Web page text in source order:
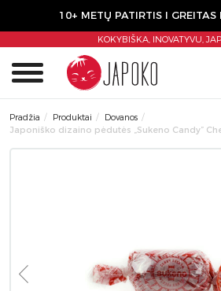
10+ METŲ PATIRTIS I GREITAS
KOKYBIŠKA, INOVATYVU,
Pradžia Produktai
Dovanos
Japoniško dizaino pėdutės „Sukeno Candy”